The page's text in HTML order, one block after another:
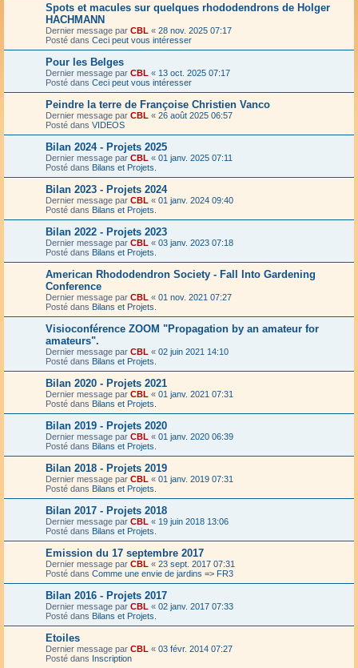
Spots et macules sur quelques rhododendrons de Holger
HACHMANN
Dernier message par CBL « 28 nov. 2025 07:17
Posté dans Ceci peut vous intéresser
Pour les Belges
Dernier message par CBL « 13 oct. 2025 07:17
Posté dans Ceci peut vous intéresser
Peindre la terre de Françoise Christien Vanco
Dernier message par CBL « 26 août 2025 06:57
Posté dans VIDEOS
Bilan 2024 - Projets 2025
Dernier message par CBL « 01 janv. 2025 07:11
Posté dans Bilans et Projets.
Bilan 2023 - Projets 2024
Dernier message par CBL « 01 janv. 2024 09:40
Posté dans Bilans et Projets.
Bilan 2022 - Projets 2023
Dernier message par CBL « 03 janv. 2023 07:18
Posté dans Bilans et Projets.
American Rhododendron Society - Fall Into Gardening
Conference
Dernier message par CBL « 01 nov. 2021 07:27
Posté dans Bilans et Projets.
Visioconférence ZOOM "Propagation by an amateur for
amateurs".
Dernier message par CBL « 02 juin 2021 14:10
Posté dans Bilans et Projets.
Bilan 2020 - Projets 2021
Dernier message par CBL « 01 janv. 2021 07:31
Posté dans Bilans et Projets.
Bilan 2019 - Projets 2020
Dernier message par CBL « 01 janv. 2020 06:39
Posté dans Bilans et Projets.
Bilan 2018 - Projets 2019
Dernier message par CBL « 01 janv. 2019 07:31
Posté dans Bilans et Projets.
Bilan 2017 - Projets 2018
Dernier message par CBL « 19 juin 2018 13:06
Posté dans Bilans et Projets.
Emission du 17 septembre 2017
Dernier message par CBL « 23 sept. 2017 07:31
Posté dans Comme une envie de jardins => FR3
Bilan 2016 - Projets 2017
Dernier message par CBL « 02 janv. 2017 07:33
Posté dans Bilans et Projets.
Etoiles
Dernier message par CBL « 03 févr. 2014 07:27
Posté dans Inscription